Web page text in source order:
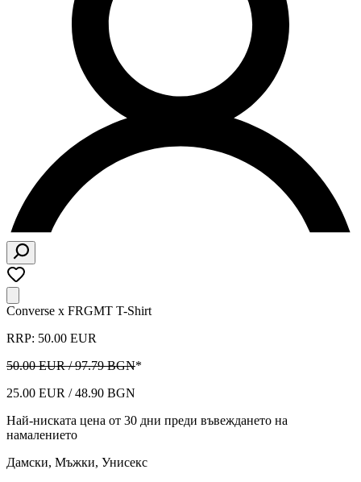
Converse x FRGMT T-Shirt
RRP: 50.00 EUR
50.00 EUR / 97.79 BGN*
25.00 EUR / 48.90 BGN
Най-ниската цена от 30 дни преди въвеждането на
намалението
Дамски, Мъжки, Унисекс